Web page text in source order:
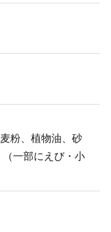
粉、植物油、砂
一部にえび・小